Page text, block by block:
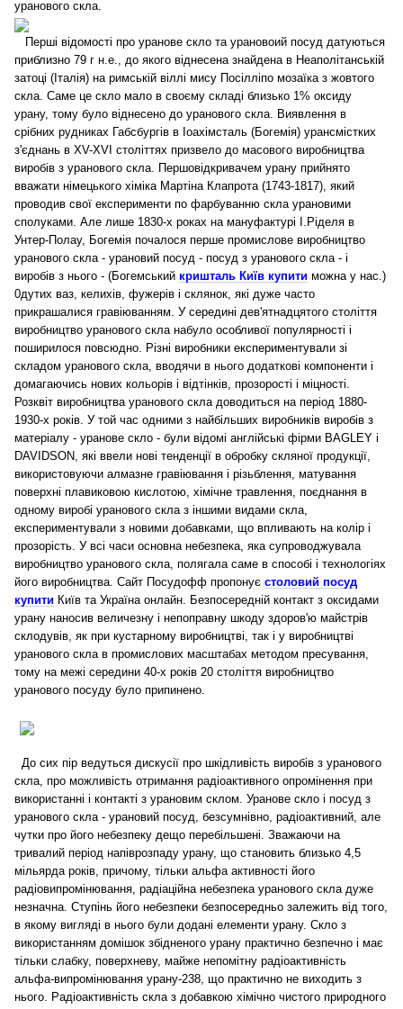
уранового скла.
Перші відомості про уранове скло та урановоий посуд датуються
приблизно 79 г н.е., до якого віднесена знайдена в Неаполітанській
затоці (Італія) на римській віллі мису Посілліпо мозаїка з жовтого
скла. Саме це скло мало в своєму складі близько 1% оксиду
урану, тому було віднесено до уранового скла. Виявлення в
срібних рудниках Габсбургів в Іоахімсталь (Богемія) урансмістких
з'єднань в XV-XVI століттях призвело до масового виробництва
виробів з уранового скла. Першовідкривачем урану прийнято
вважати німецького хіміка Мартіна Клапрота (1743-1817), який
проводив свої експерименти по фарбуванню скла урановими
сполуками. Але лише 1830-х роках на мануфактурі І.Ріделя в
Унтер-Полау, Богемія почалося перше промислове виробництво
уранового скла - урановий посуд - посуд з уранового скла - і
виробів з нього - (Богемський кришталь Київ купити можна у нас.)
0дутих ваз, келихів, фужерів і склянок, які дуже часто
прикрашалися гравіюванням. У середині дев'ятнадцятого століття
виробництво уранового скла набуло особливої ​​популярності і
поширилося повсюдно. Різні виробники експериментували зі
складом уранового скла, вводячи в нього додаткові компоненти і
домагаючись нових кольорів і відтінків, прозорості і міцності.
Розквіт виробництва уранового скла доводиться на період 1880-
1930-х років. У той час одними з найбільших виробників виробів з
матеріалу - уранове скло - були відомі англійські фірми BAGLEY і
DAVIDSON, які ввели нові тенденції в обробку скляної продукції,
використовуючи алмазне гравіювання і різьблення, матування
поверхні плавиковою кислотою, хімічне травлення, поєднання в
одному виробі уранового скла з іншими видами скла,
експериментували з новими добавками, що впливають на колір і
прозорість. У всі часи основна небезпека, яка супроводжувала
виробництво уранового скла, полягала саме в способі і технологіях
його виробництва. Сайт Посудофф пропонує столовий посуд
купити Київ та Україна онлайн. Безпосередній контакт з оксидами
урану наносив величезну і непоправну шкоду здоров'ю майстрів
склодувів, як при кустарному виробництві, так і у виробництві
уранового скла в промислових масштабах методом пресування,
тому на межі середини 40-х років 20 століття виробництво
уранового посуду було припинено.
До сих пір ведуться дискусії про шкідливість виробів з уранового
скла, про можливість отримання радіоактивного опромінення при
використанні і контакті з урановим склом. Уранове скло і посуд з
уранового скла - урановий посуд, безсумнівно, радіоактивний, але
чутки про його небезпеку дещо перебільшені. Зважаючи на
тривалий період напіврозпаду урану, що становить близько 4,5
мільярда років, причому, тільки альфа активності його
радіовипромінювання, радіаційна небезпека уранового скла дуже
незначна. Ступінь його небезпеки безпосередньо залежить від того,
в якому вигляді в нього були додані елементи урану. Скло з
використанням домішок збідненого урану практично безпечно і має
тільки слабку, поверхневу, майже непомітну радіоактивність
альфа-випромінювання урану-238, що практично не виходить з
нього. Радіоактивність скла з добавкою хімічно чистого природного